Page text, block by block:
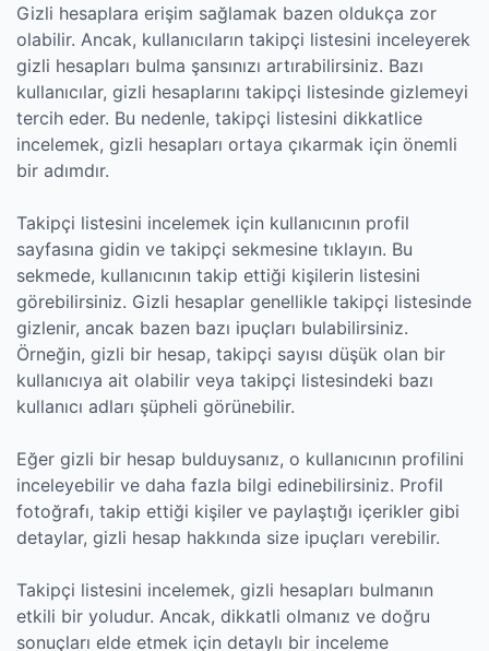
Gizli hesaplara erişim sağlamak bazen oldukça zor
olabilir. Ancak, kullanıcıların takipçi listesini inceleyerek
gizli hesapları bulma şansınızı artırabilirsiniz. Bazı
kullanıcılar, gizli hesaplarını takipçi listesinde gizlemeyi
tercih eder. Bu nedenle, takipçi listesini dikkatlice
incelemek, gizli hesapları ortaya çıkarmak için önemli
bir adımdır.
Takipçi listesini incelemek için kullanıcının profil
sayfasına gidin ve takipçi sekmesine tıklayın. Bu
sekmede, kullanıcının takip ettiği kişilerin listesini
görebilirsiniz. Gizli hesaplar genellikle takipçi listesinde
gizlenir, ancak bazen bazı ipuçları bulabilirsiniz.
Örneğin, gizli bir hesap, takipçi sayısı düşük olan bir
kullanıcıya ait olabilir veya takipçi listesindeki bazı
kullanıcı adları şüpheli görünebilir.
Eğer gizli bir hesap bulduysanız, o kullanıcının profilini
inceleyebilir ve daha fazla bilgi edinebilirsiniz. Profil
fotoğrafı, takip ettiği kişiler ve paylaştığı içerikler gibi
detaylar, gizli hesap hakkında size ipuçları verebilir.
Takipçi listesini incelemek, gizli hesapları bulmanın
etkili bir yoludur. Ancak, dikkatli olmanız ve doğru
sonuçları elde etmek için detaylı bir inceleme